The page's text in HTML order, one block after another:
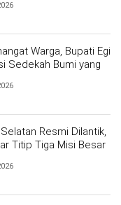
Warga, Bupati Egi
Sedekah Bumi yang
Resmi Dilantik,
Titip Tiga Misi Besar